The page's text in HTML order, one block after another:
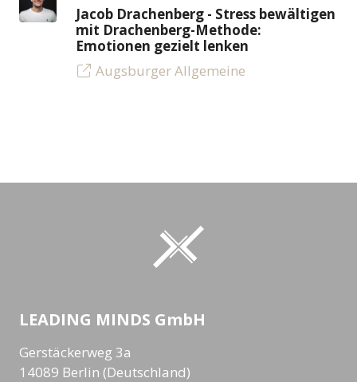
Jacob Drachenberg - Stress bewältigen
mit Drachenberg-Methode:
Emotionen gezielt lenken
Augsburger Allgemeine
LEADING MINDS GmbH
Gerstäckerweg 3a
14089 Berlin (Deutschland)